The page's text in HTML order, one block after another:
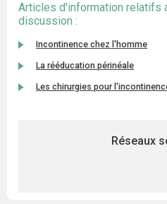
Articles d'information relatifs
discussion :
Incontinence chez l'homme
La rééducation périnéale
Les chirurgies pour
Réseaux